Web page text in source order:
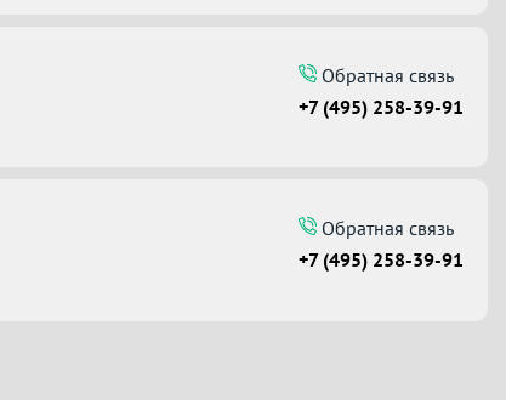
Обратная связь
+7 (495) 258-39-91
Обратная связь
+7 (495) 258-39-91